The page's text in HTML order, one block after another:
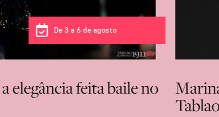
De 3 a 6 de agosto
elegância feita baile no